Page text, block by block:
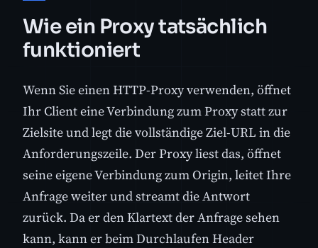
Wie ein Proxy tatsächlich
funktioniert
Wenn Sie einen HTTP-Proxy verwenden, öffnet
Ihr Client eine Verbindung zum Proxy statt zur
Zielsite und legt die vollständige Ziel-URL in die
Anforderungszeile. Der Proxy liest das, öffnet
seine eigene Verbindung zum Origin, leitet Ihre
Anfrage weiter und streamt die Antwort
zurück. Da er den Klartext der Anfrage sehen
kann, kann er beim Durchlaufen Header